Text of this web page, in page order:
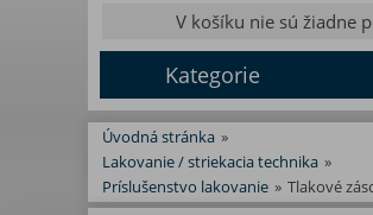
V košíku nie sú žiadne
Kategorie
Úvodná stránka »
Lakovanie / striekacia technika »
Príslušenstvo lakovanie » Tlakové